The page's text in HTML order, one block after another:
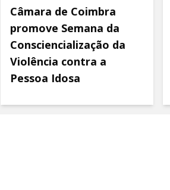
Câmara de Coimbra
promove Semana da
Consciencialização da
Violência contra a
Pessoa Idosa